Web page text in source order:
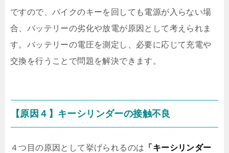
ですので、バイクのキーを回しても電源が入らない場
合、バッテリーの劣化や放電が原因として考えられま
す。バッテリーの電圧を測定し、必要に応じて充電や
交換を行うことで問題を解決できます。
【原因４】キーシリンダーの接触不良
４つ目の原因として挙げられるのは 「キーシリンダー